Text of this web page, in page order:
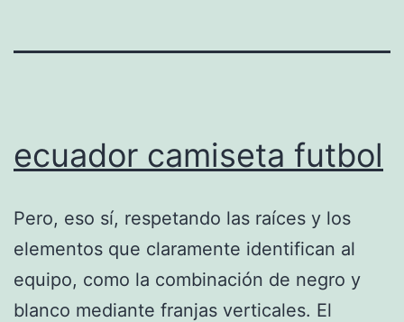
ecuador camiseta futbol
Pero, eso sí, respetando las raíces y los
elementos que claramente identifican al
equipo, como la combinación de negro y
blanco mediante franjas verticales. El